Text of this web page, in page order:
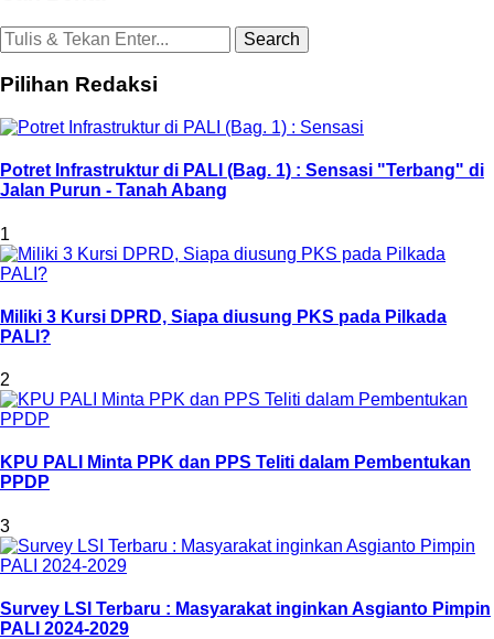
Pilihan Redaksi
Potret Infrastruktur di PALI (Bag. 1) : Sensasi "Terbang" di
Jalan Purun - Tanah Abang
1
Miliki 3 Kursi DPRD, Siapa diusung PKS pada Pilkada
PALI?
2
KPU PALI Minta PPK dan PPS Teliti dalam Pembentukan
PPDP
3
Survey LSI Terbaru : Masyarakat inginkan Asgianto Pimpin
PALI 2024-2029